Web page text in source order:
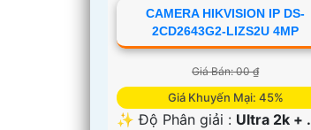
CAMERA HIKVISION IP DS-
2CD2643G2-LIZS2U 4MP
Giá Bán: 00 ₫
Giá Khuyến Mại: 45%
✨ Độ Phân giải : Ultra 2k + .